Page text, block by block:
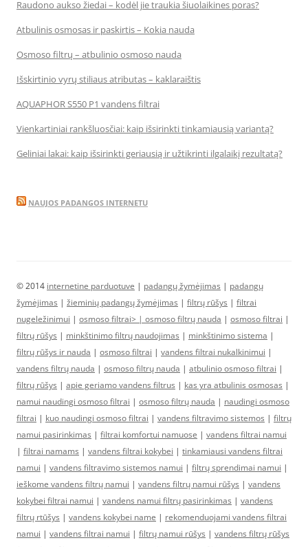
Raudono aukso žiedai – kodėl jie traukia šiuolaikines poras?
Atbulinis osmosas ir paskirtis – Kokia nauda
Osmoso filtrų – atbulinio osmoso nauda
Išskirtinio vyrų stiliaus atributas – kaklaraištis
AQUAPHOR S550 P1 vandens filtrai
Vienkartiniai rankšluosčiai: kaip išsirinkti tinkamiausią variantą?
Geliniai lakai: kaip išsirinkti geriausią ir užtikrinti ilgalaikį rezultatą?
NAUJOS PADANGOS INTERNETU
© 2014 internetine parduotuve | padangų žymėjimas | padangų
žymėjimas | žieminių padangų žymėjimas | filtrų rūšys | filtrai
nugeležinimui | osmoso filtrai> | osmoso filtrų nauda | osmoso filtrai |
filtrų rūšys | minkštinimo filtrų naudojimas | minkštinimo sistema |
filtrų rūšys ir nauda | osmoso filtrai | vandens filtrai nukalkinimui |
vandens filtrų nauda | osmoso filtrų nauda | atbulinio osmoso filtrai |
filtrų rūšys | apie geriamo vandens filtrus | kas yra atbulinis osmosas |
namui naudingi osmoso filtrai | osmoso filtrų nauda | naudingi osmoso
filtrai | kuo naudingi osmoso filtrai | vandens filtravimo sistemos | filtrų
namui pasirinkimas | filtrai komfortui namuose | vandens filtrai namui
| filtrai namams | vandens filtrai kokybei | tinkamiausi vandens filtrai
namui | vandens filtravimo sistemos namui | filtrų sprendimai namui |
ieškome vandens filtrų namui | vandens filtrų namui rūšys | vandens
kokybei filtrai namui | vandens namui filtrų pasirinkimas | vandens
filtrų rtūšys | vandens kokybei name | rekomenduojami vandens filtrai
namui | vandens filtrai namui | filtrų namui rūšys | vandens filtrų rūšys